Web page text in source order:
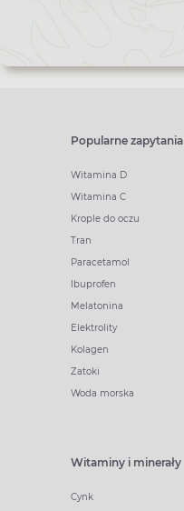
Popularne zapytania
Witamina D
Witamina C
Krople do oczu
Tran
Paracetamol
Ibuprofen
Melatonina
Elektrolity
Kolagen
Zatoki
Woda morska
Witaminy i minerały
Cynk